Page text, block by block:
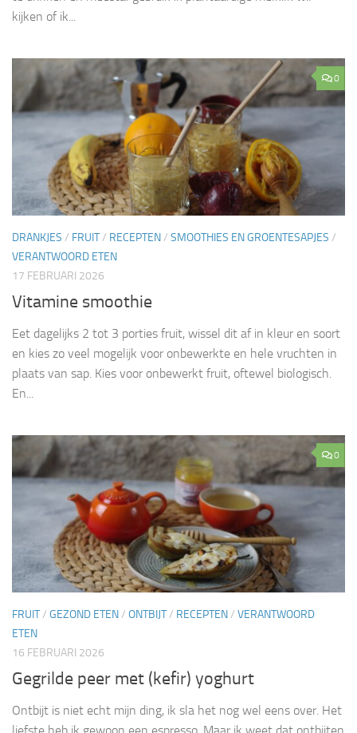
kijken of ik...
0
DRANKJES / FRUIT/ RECEPTEN/ SMOOTHIES EN GROENTESAPJES /
VERANTWOORD ETEN
17 FEBRUARI 2026
Vitamine smoothie
Eet dagelijks 2 tot 3 porties fruit, wissel dit af in kleur en soort
en kies zo veel mogelijk voor onbewerkte en hele vruchten in
plaats van sap. Kies voor onbewerkt fruit, oftewel biologisch.
En...
0
FRUIT/ GEZOND ETEN/ ONTBIJT/ RECEPTEN/ VERANTWOORD
ETEN
16 FEBRUARI 2026
Gegrilde peer met (kefir) yoghurt
Ontbijt is niet echt mijn ding, ik sla het nog wel eens over. Het